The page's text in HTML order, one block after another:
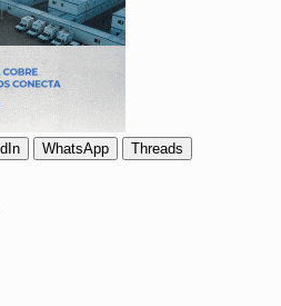
WhatsApp
Threads